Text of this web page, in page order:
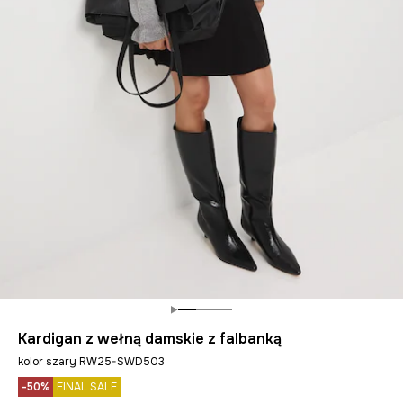
Kardigan z wełną damskie z falbanką
kolor szary RW25-SWD503
-50% FINAL SALE